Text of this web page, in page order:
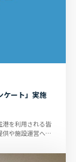
ケート」実施
港を利用される皆
や施設運営へと